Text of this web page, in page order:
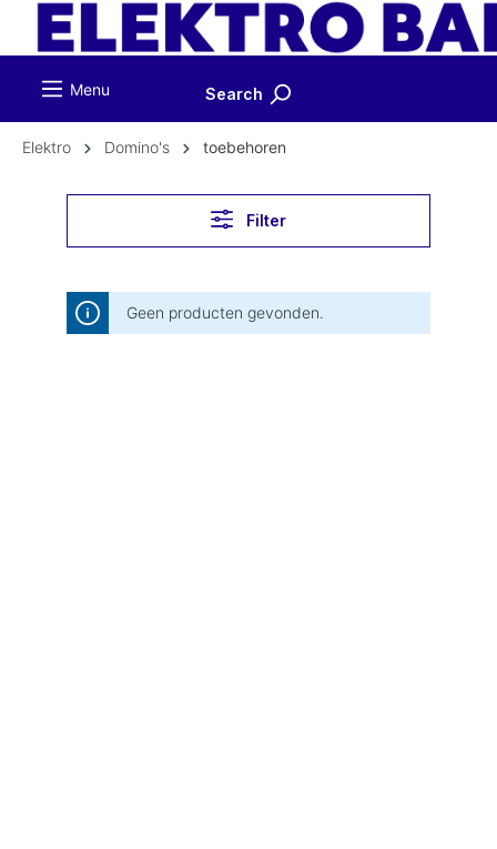
Menu Search
Elektro Domino's toebehoren
Filter
Geen producten gevonden.